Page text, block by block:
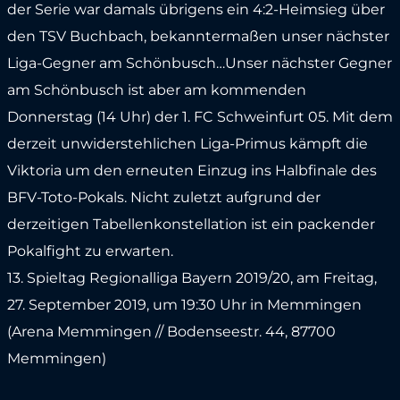
der Serie war damals übrigens ein 4:2-Heimsieg über
den TSV Buchbach, bekanntermaßen unser nächster
Liga-Gegner am Schönbusch…Unser nächster Gegner
am Schönbusch ist aber am kommenden
Donnerstag (14 Uhr) der 1. FC Schweinfurt 05. Mit dem
derzeit unwiderstehlichen Liga-Primus kämpft die
Viktoria um den erneuten Einzug ins Halbfinale des
BFV-Toto-Pokals. Nicht zuletzt aufgrund der
derzeitigen Tabellenkonstellation ist ein packender
Pokalfight zu erwarten.
13. Spieltag Regionalliga Bayern 2019/20, am Freitag,
27. September 2019, um 19:30 Uhr in Memmingen
(Arena Memmingen // Bodenseestr. 44, 87700
Memmingen)